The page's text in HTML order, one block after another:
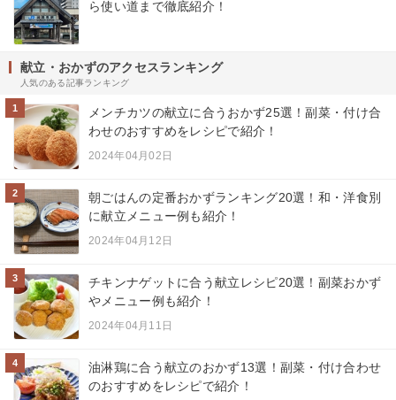
ら使い道まで徹底紹介！
献立・おかずのアクセスランキング
人気のある記事ランキング
1
メンチカツの献立に合うおかず25選！副菜・付け合
わせのおすすめをレシピで紹介！
2024年04月02日
2
朝ごはんの定番おかずランキング20選！和・洋食別
に献立メニュー例も紹介！
2024年04月12日
3
チキンナゲットに合う献立レシピ20選！副菜おかず
やメニュー例も紹介！
2024年04月11日
4
油淋鶏に合う献立のおかず13選！副菜・付け合わせ
のおすすめをレシピで紹介！